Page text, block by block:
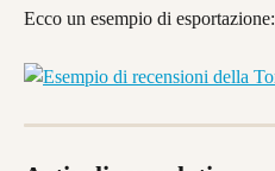
Ecco un esempio di esportazione: